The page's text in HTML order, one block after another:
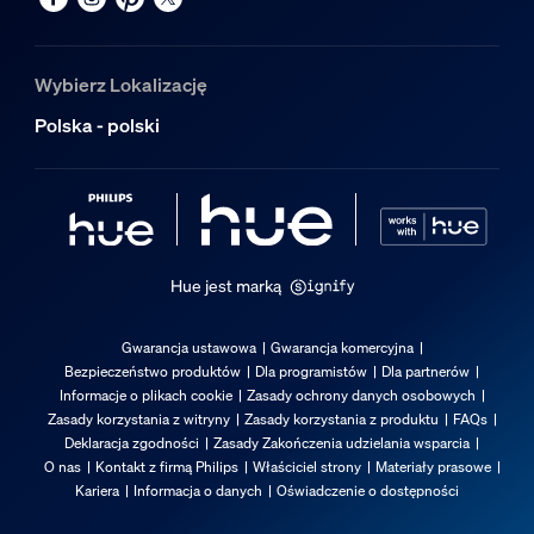
Dodatkowe funkcje/akcesoria w
Przyciemnianie za pomocą aplikacji Hue i regulatora
Wbudowane źródło światła LED
2 lata
Tak
Właściwości światła
Wybierz Lokalizację
Polska - polski
Hue jest marką
Gwarancja ustawowa
Gwarancja komercyjna
Bezpieczeństwo produktów
Dla programistów
Dla partnerów
Informacje o plikach cookie
Zasady ochrony danych osobowych
Zasady korzystania z witryny
Zasady korzystania z produktu
FAQs
Deklaracja zgodności
Zasady Zakończenia udzielania wsparcia
O nas
Kontakt z firmą Philips Właściciel strony
Materiały prasowe
Kariera
Informacja o danych Oświadczenie o dostępności